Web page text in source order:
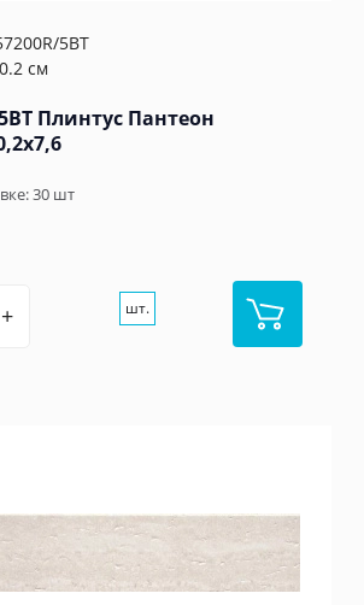
5BT
см
Плинтус Пантеон
30 шт
+ шт.